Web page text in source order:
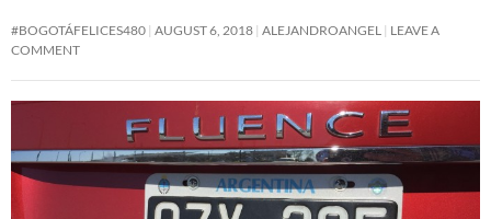
#BOGOTÁFELICES480 AUGUST 6, 2018 ALEJANDROANGEL
LEAVE A
COMMENT